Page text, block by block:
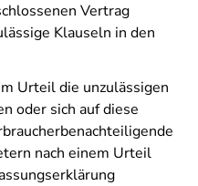
Vertrag
Klauseln in den
Urteil die unzulässigen
oder sich auf diese
nach einem Urteil